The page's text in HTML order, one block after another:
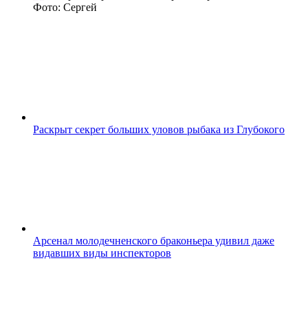
Фото: Сергей
Раскрыт секрет больших уловов рыбака из Глубокого
Арсенал молодечненского браконьера удивил даже
видавших виды инспекторов